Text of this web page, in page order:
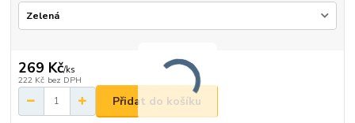
269 Kč/ks
222 Kč bez DPH
Přidat do košíku